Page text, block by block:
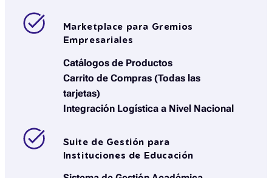
Marketplace para Gremios
Empresariales
Catálogos de Productos
Carrito de Compras (Todas las
tarjetas)
Integración Logística a Nivel Nacional
Suite de Gestión para
Instituciones de Educación